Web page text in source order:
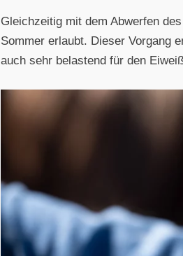
Gleichzeitig mit dem Abwerfen
Sommer erlaubt. Dieser Vorgang
auch sehr belastend für den